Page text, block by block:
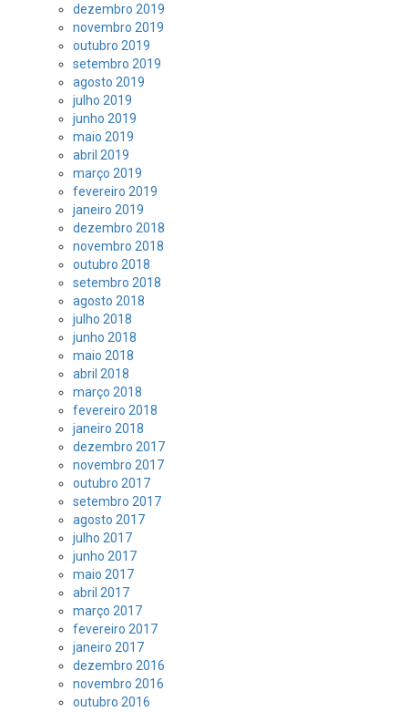
dezembro 2019
novembro 2019
outubro 2019
setembro 2019
agosto 2019
julho 2019
junho 2019
maio 2019
abril 2019
março 2019
fevereiro 2019
janeiro 2019
dezembro 2018
novembro 2018
outubro 2018
setembro 2018
agosto 2018
julho 2018
junho 2018
maio 2018
abril 2018
março 2018
fevereiro 2018
janeiro 2018
dezembro 2017
novembro 2017
outubro 2017
setembro 2017
agosto 2017
julho 2017
junho 2017
maio 2017
abril 2017
março 2017
fevereiro 2017
janeiro 2017
dezembro 2016
novembro 2016
outubro 2016